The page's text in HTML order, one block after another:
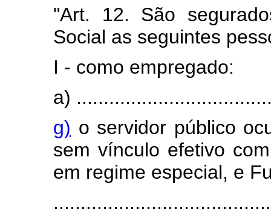
"Art. 12. São
Social as seguintes
I - como empregado:
a)
g) o servidor público
sem vínculo efetivo
em regime especial, e